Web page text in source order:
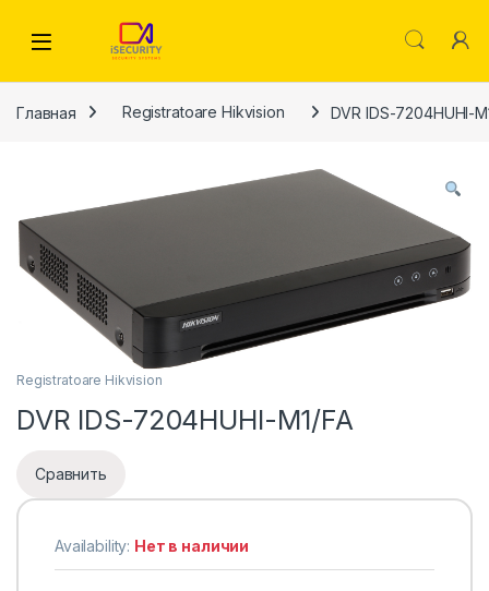
Главная Registratoare Hikvision DVR IDS-7204HUHI-
Registratoare Hikvision
DVR IDS-7204HUHI-M1/FA
Сравнить
Availability: Нет в наличии